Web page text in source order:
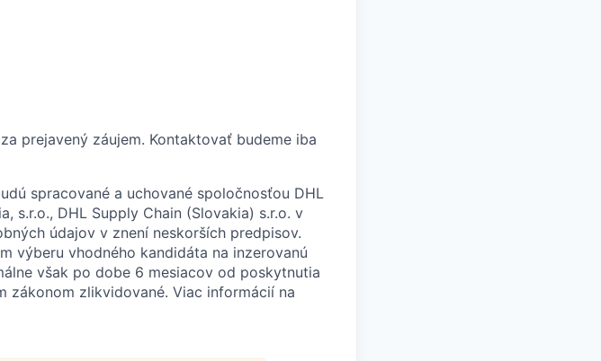
prejavený záujem. Kontaktovať budeme iba
spracované a uchované spoločnosťou DHL
s.r.o., DHL Supply Chain (Slovakia) s.r.o. v
údajov v znení neskorších predpisov.
výberu vhodného kandidáta na inzerovanú
však po dobe 6 mesiacov od poskytnutia
zákonom zlikvidované. Viac informácií na